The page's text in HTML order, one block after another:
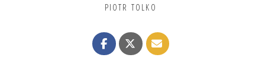
PIOTR TOLKO